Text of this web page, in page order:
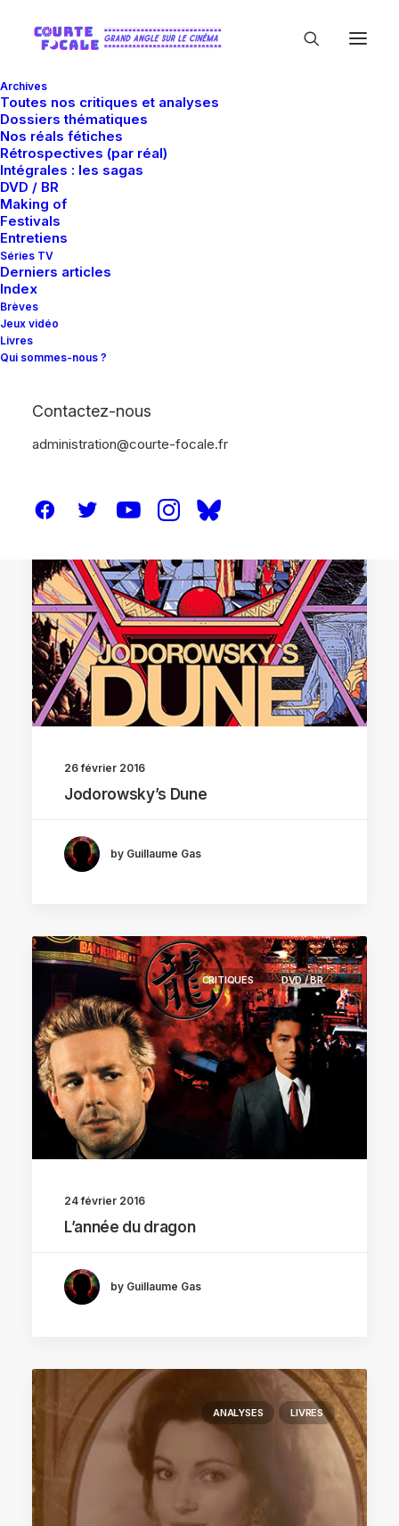
Archives
Toutes nos critiques et analyses
Dossiers thématiques
Nos réals fétiches
Rétrospectives (par réal)
Intégrales : les sagas
DVD / BR
Making of
Festivals
Entretiens
Séries TV
Derniers articles
Index
Brèves
Jeux vidéo
Livres
Qui sommes-nous ?
Contactez-nous
administration@courte-focale.fr
26 février 2016
Jodorowsky’s Dune
by Guillaume Gas
CRITIQUES DVD / BR
24 février 2016
L’année du dragon
by Guillaume Gas
ANALYSES LIVRES